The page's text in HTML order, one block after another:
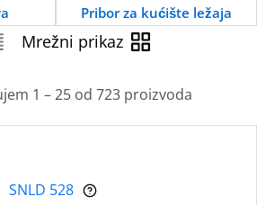
Pribor za kućište ležaja
Mrežni prikaz
1 – 25 od 723 proizvoda
SNLD 528